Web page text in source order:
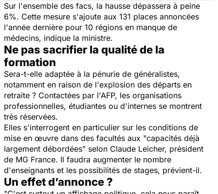
Sur l'ensemble des facs, la hausse dépassera à peine
6%. Cette mesure s'ajoute aux 131 places annoncées
l'année dernière pour 10 régions en manque de
médecins, indique la ministre.
Ne pas sacrifier la qualité de la
formation
Sera-t-elle adaptée à la pénurie de généralistes,
notamment en raison de l'explosion des départs en
retraite ? Contactées par l'AFP, les organisations
professionnelles, étudiantes ou d'internes se montrent
très réservées.
Elles s'interrogent en particulier sur les conditions de
mise en œuvre dans des facultés aux "capacités déjà
largement débordées" selon Claude Leicher, président
de MG France. Il faudra augmenter le nombre
d'enseignants et les possibilités de stages, prévient-il.
Un effet d’annonce ?